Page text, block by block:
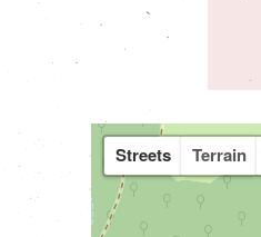
Streets Terrain